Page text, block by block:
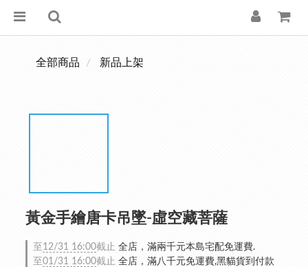
全部商品 新品上架
黃金手繪唐卡吊墜-虛空藏菩薩
至 12/31 16:00截止 全店，滿兩千元本島宅配免運費.
至01/31 16:00截止 全店，滿八千元免運費,黑貓貨到付款